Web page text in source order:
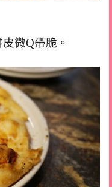
微Q帶脆。